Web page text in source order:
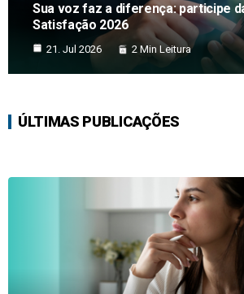
Sua voz faz a diferença: participe
Satisfação 2026
21. Jul 2026 2 Min Leitura
ÚLTIMAS PUBLICAÇÕES